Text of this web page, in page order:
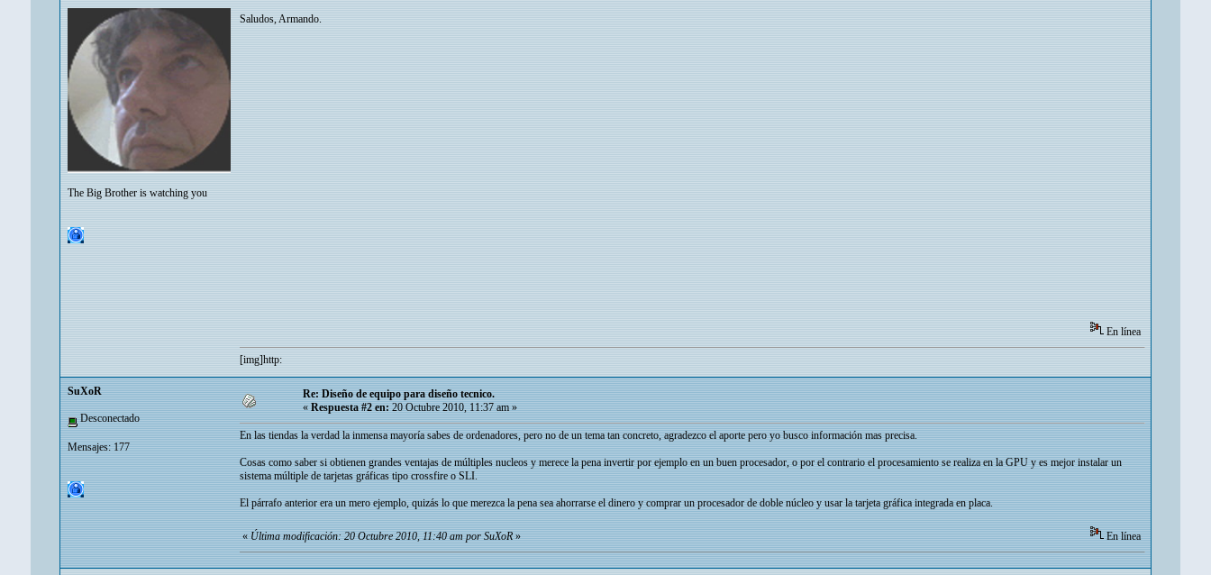
The Big Brother is watching you
Saludos, Armando.
En línea
[img]http:
SuXoR
Desconectado
Mensajes: 177
Re: Diseño de equipo para diseño tecnico.
«Respuesta #2 en:20 Octubre 2010, 11:37 am »
En las tiendas la verdad la inmensa mayoría sabes de ordenadores, pero no de un tema tan concreto, agradezco el aporte pero yo busco información mas precisa.
Cosas como saber si obtienen grandes ventajas de múltiples nucleos y merece la pena invertir por ejemplo en un buen procesador, o por el contrario el procesamiento se realiza en la GPU y es mejor instalar un
sistema múltiple de tarjetas gráficas tipo crossfire o SLI.
El párrafo anterior era un mero ejemplo, quizás lo que merezca la pena sea ahorrarse el dinero y comprar un procesador de doble núcleo y usar la tarjeta gráfica integrada en placa.
«Última modificación: 20 Octubre 2010, 11:40 am por SuXoR» En línea